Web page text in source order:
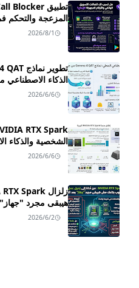
المزعجة والتحكم
2026/8/1
الذكاء الاصطناعي
2026/6/6
الشخصية والذكاء
2026/6/6
هيبقى مجرد "جهاز"
2026/6/2